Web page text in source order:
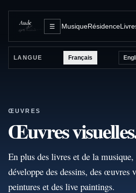
☰ MusiqueRésidence
LANGUE Français
ŒUVRES
Œuvres
En plus des livres et de la
développe des dessins, des œuvres
peintures et des live paintings.